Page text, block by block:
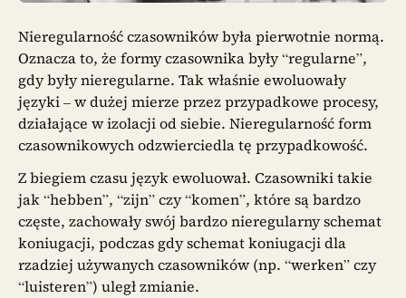
Nieregularność czasowników była pierwotnie normą.
Oznacza to, że formy czasownika były “regularne”,
gdy były nieregularne. Tak właśnie ewoluowały
języki – w dużej mierze przez przypadkowe procesy,
działające w izolacji od siebie. Nieregularność form
czasownikowych odzwierciedla tę przypadkowość.
Z biegiem czasu język ewoluował. Czasowniki takie
jak “hebben”, “zijn” czy “komen”, które są bardzo
częste, zachowały swój bardzo nieregularny schemat
koniugacji, podczas gdy schemat koniugacji dla
rzadziej używanych czasowników (np. “werken” czy
“luisteren”) uległ zmianie.